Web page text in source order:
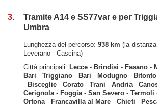
3.
Tramite A14 e SS77var e per
Umbra
Lunghezza del percorso: 938 km (la
Leverano - Cascina)
Città principali: Lecce - Brindisi - Fasano -
Bari - Triggiano - Bari - Modugno - Bitonto
- Bisceglie - Corato - Trani - Andria-
Cerignola- Foggia- San Severo - Termoli
Ortona- Francavilla al Mare - Chieti -